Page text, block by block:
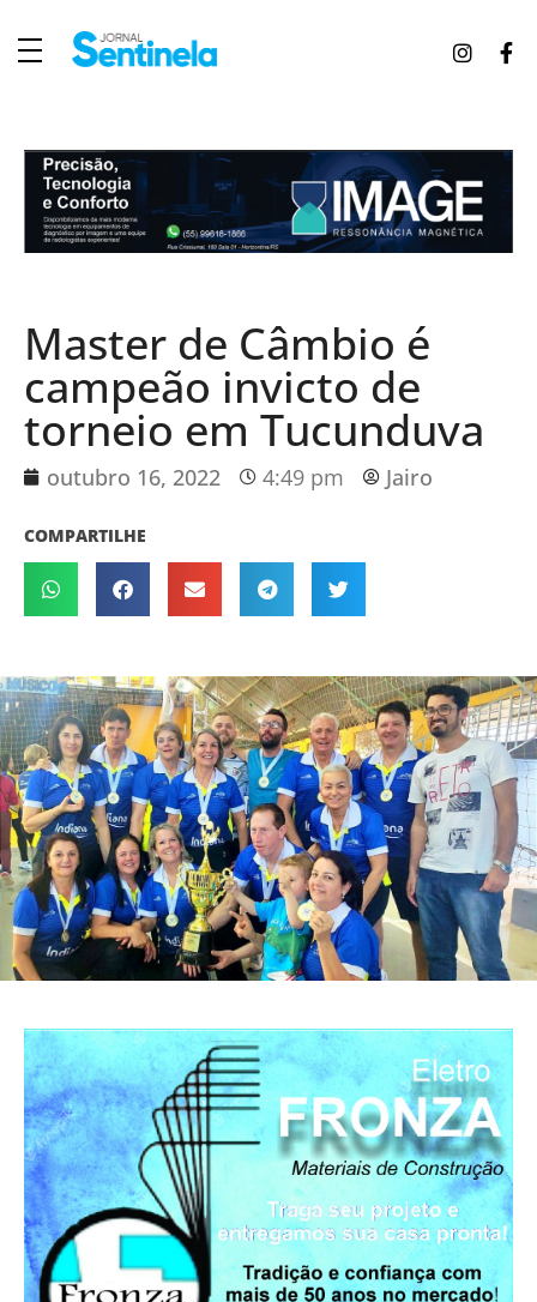
Master de Câmbio é
campeão invicto de
torneio em Tucunduva
outubro 16, 2022 4:49 pm Jairo
COMPARTILHE